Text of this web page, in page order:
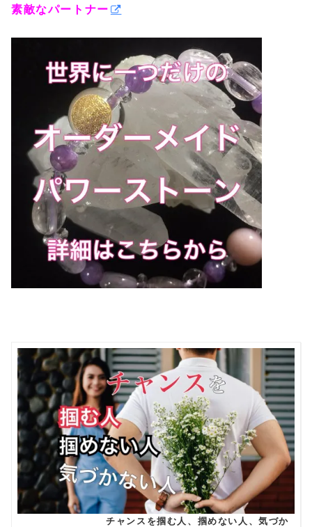
素敵なパートナー
チャンスを掴む人、掴めない人、気づか